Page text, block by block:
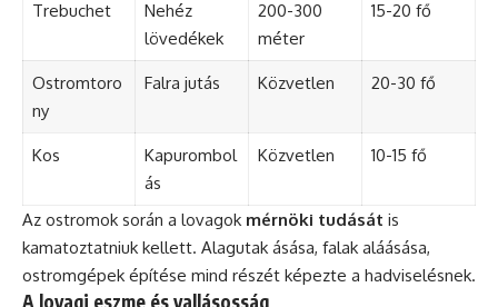
Trebuchet
Nehéz
lövedékek
200-300
méter
15-20 fő
Ostromtoro
ny
Falra jutás Közvetlen 20-30 fő
Kos
Kapurombol
ás
Közvetlen 10-15 fő
Az ostromok során a lovagok mérnöki tudását is
kamatoztatniuk kellett. Alagutak ásása, falak aláásása,
ostromgépek építése mind részét képezte a hadviselésnek.
A lovagi eszme és vallásosság